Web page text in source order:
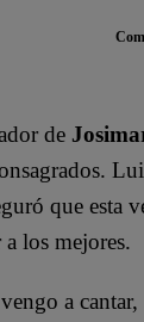
de
que esta
los mejores.
a cantar,